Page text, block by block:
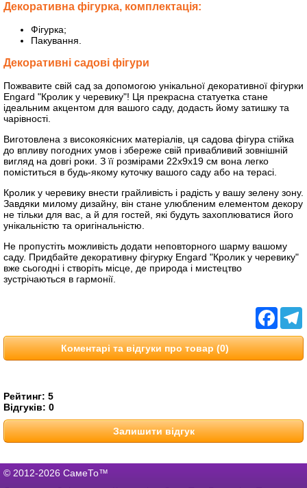
Декоративна фігурка, комплектація:
Фігурка;
Пакування.
Декоративні садові фігури
Пожвавите свій сад за допомогою унікальної декоративної фігурки
Engard "Кролик у черевику"! Ця прекрасна статуетка стане
ідеальним акцентом для вашого саду, додасть йому затишку та
чарівності.
Виготовлена з високоякісних матеріалів, ця садова фігура стійка
до впливу погодних умов і збереже свій привабливий зовнішній
вигляд на довгі роки. З її розмірами 22х9х19 см вона легко
поміститься в будь-якому куточку вашого саду або на терасі.
Кролик у черевику внести грайливість і радість у вашу зелену зону.
Завдяки милому дизайну, він стане улюбленим елементом декору
не тільки для вас, а й для гостей, які будуть захоплюватися його
унікальністю та оригінальністю.
Не пропустіть можливість додати неповторного шарму вашому
саду. Придбайте декоративну фігурку Engard "Кролик у черевику"
вже сьогодні і створіть місце, де природа і мистецтво
зустрічаються в гармонії.
Коментарі та відгуки про товар (0)
Рейтинг: 5
Відгуків: 0
Залишити відгук
© 2012-2026 СамеТо™